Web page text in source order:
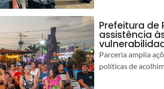
Prefeitura de
assistência
Parceria amplia
políticas de